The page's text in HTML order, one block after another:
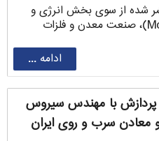
شده از سوی بخش انرژی و
مواد شرکت مک‌کینزی (McKinsey)، صنعت معدن و فلزات
ادامه ...
با مهندس سیروس
معادن سرب و روی ایران